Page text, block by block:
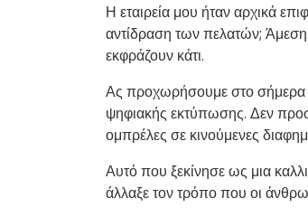
Η εταιρεία μου ήταν αρχικά
αντίδραση των πελατών;
εκφράζουν κάτι.
Ας προχωρήσουμε στο σήμερα
ψηφιακής εκτύπωσης. Δεν
ομπρέλες σε κινούμενες
Αυτό που ξεκίνησε ως μια
άλλαξε τον τρόπο που οι